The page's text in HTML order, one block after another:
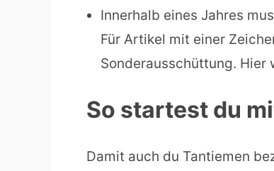
Innerhalb eines Jahres
Für Artikel mit einer
Sonderausschüttung.
So startest du
Damit auch du Tantiemen